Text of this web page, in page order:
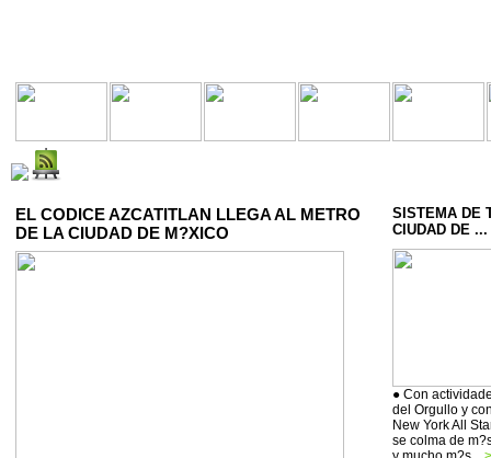
EL CODICE AZCATITLAN LLEGA AL METRO
DE LA CIUDAD DE M?XICO
SISTEMA DE
CIUDAD DE ...
● Con
del Orgullo y
New York All
se colma de